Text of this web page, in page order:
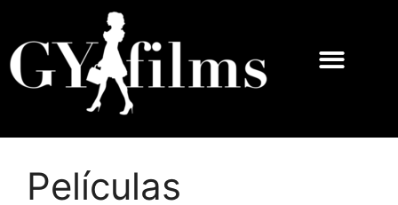
Películas